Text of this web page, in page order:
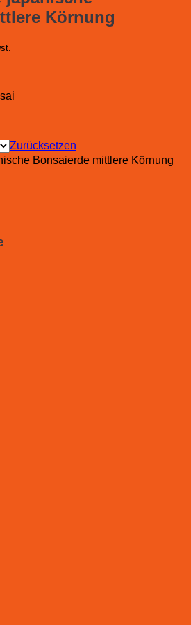
Körnung
Zurücksetzen
Bonsaierde mittlere Körnung